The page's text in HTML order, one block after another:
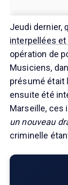
Jeudi dernier,
interpellées et
opération de
Musiciens,
présumé était
ensuite été
Marseille, ces
un nouveau
criminelle